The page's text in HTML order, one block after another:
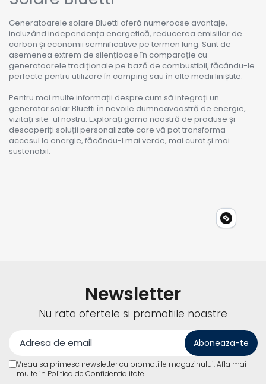
Generatoarele solare Bluetti oferă numeroase avantaje,
incluzând independența energetică, reducerea emisiilor de
carbon și economii semnificative pe termen lung. Sunt de
asemenea extrem de silențioase în comparație cu
generatoarele tradiționale pe bază de combustibil, făcându-le
perfecte pentru utilizare în camping sau în alte medii liniștite.
Pentru mai multe informații despre cum să integrați un
generator solar Bluetti în nevoile dumneavoastră de energie,
vizitați site-ul nostru. Explorați gama noastră de produse și
descoperiți soluții personalizate care vă pot transforma
accesul la energie, făcându-l mai verde, mai curat și mai
sustenabil.
Newsletter
Nu rata ofertele si promotiile noastre
Vreau sa primesc newsletter cu promotiile magazinului. Afla mai
multe in Politica de Confidentialitate